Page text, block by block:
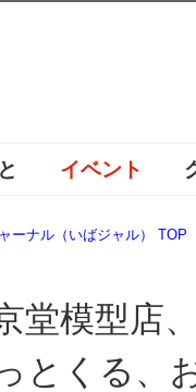
イベント
ーナル（いばジャル） TOP
堂模型店
とくる、